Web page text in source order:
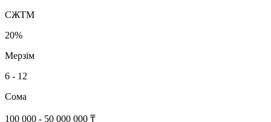
СЖТМ
20%
Мерзім
6 - 12
Сома
100 000 - 50 000 000 ₸